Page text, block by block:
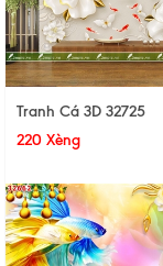
Tranh Cá 3D 32725
220 Xèng